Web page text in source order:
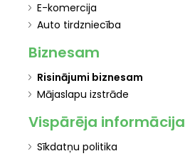
E-komercija
Auto tirdzniecība
Biznesam
Risinājumi biznesam
Mājaslapu izstrāde
Vispārēja informācija
Sīkdatņu politika